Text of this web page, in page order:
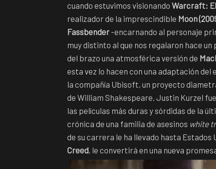
cuando estuvimos visionando Warcraft: El
realizador de la imprescindible Moon
Fassbender -encarnando al personaje
muy distinto al que nos regalaron hace
del brazo una atmosférica versión de
esta vez lo hacen con una adaptación del
la compañía Ubisoft, un proyecto
de William Shakespeare. Justin Kurzel
las películas más duras y sórdidas de la
crónica de una familia de asesinos white
de su carrera le ha llevado hasta
Creed, le convertirá en una nueva